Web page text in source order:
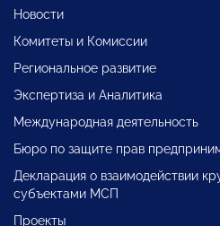
Новости
Комитеты и Комиссии
Региональное развитие
Экспертиза и Аналитика
Международная деятельность
Бюро по защите прав
Декларация о взаимодействии
субъектами МСП
Проекты